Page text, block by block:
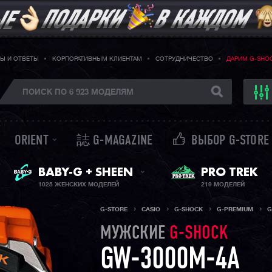
И ОТВЕТЫ КОРПОРАТИВНЫМ КЛИЕНТАМ СОТРУДНИЧЕСТВО ДАРИМ G-
ORIENT 誌 G-MAGAZINE ВЫБОР G-STORE
ЖЕНСКИЕ ЧАСЫ
BABY-G + SHEEN
1025 ЖЕНСКИХ МОДЕЛЕЙ
PRO TREK
219 МОДЕЛЕЙ
G-STORE CASIO G-SHOCK G-PREMIUM
МУЖСКИЕ G-SHOCK
GW-3000M-4A